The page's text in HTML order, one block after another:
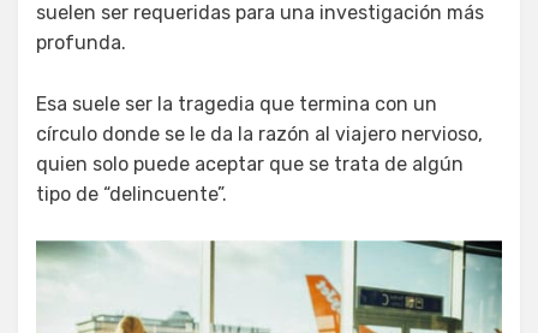
suelen ser requeridas para una investigación más
profunda.
Esa suele ser la tragedia que termina con un
círculo donde se le da la razón al viajero nervioso,
quien solo puede aceptar que se trata de algún
tipo de “delincuente”.